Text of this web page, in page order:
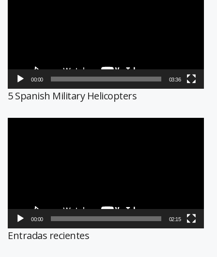
00:00 03:36
5 Spanish Military Helicopters
00:00 02:15
Entradas recientes